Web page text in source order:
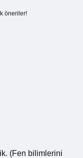
öneriler!
(Fen bilimlerini